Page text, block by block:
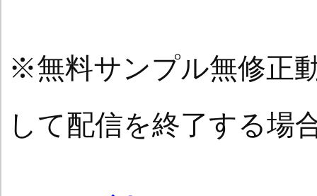
※無料サンプル無修正
して配信を終了する場